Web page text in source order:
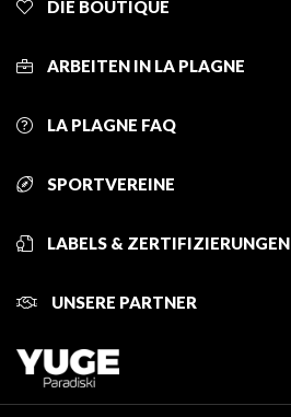
DIE BOUTIQUE
ARBEITEN IN LA PLAGNE
LA PLAGNE FAQ
SPORTVEREINE
LABELS & ZERTIFIZIERUNGEN
UNSERE PARTNER